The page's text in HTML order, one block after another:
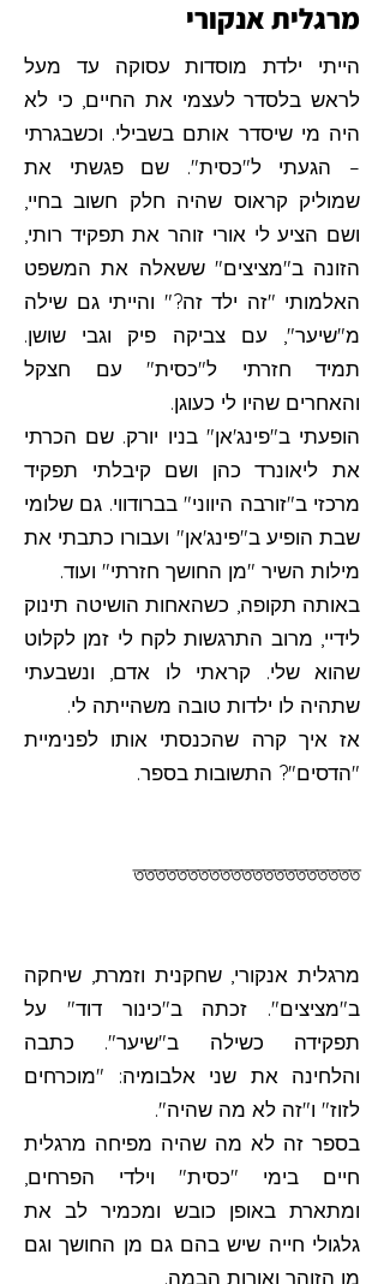
מרגלית אנקורי
הייתי ילדת מוסדות עסוקה עד מעל
לראש בלסדר לעצמי את החיים, כי לא
היה מי שיסדר אותם בשבילי. וכשבגרתי
– הגעתי ל"כסית". שם פגשתי את
שמוליק קראוס שהיה חלק חשוב בחיי,
ושם הציע לי אורי זוהר את תפקיד רותי,
הזונה ב"מציצים" ששאלה את המשפט
האלמותי "זה ילד זה?" והייתי גם שילה
מ"שיער", עם צביקה פיק וגבי שושן.
תמיד חזרתי ל"כסית" עם חצקל
והאחרים שהיו לי כעוגן.
הופעתי ב"פינג'אן" בניו יורק. שם הכרתי
את ליאונרד כהן ושם קיבלתי תפקיד
מרכזי ב"זורבה היווני" בברודווי. גם שלומי
שבת הופיע ב"פינג'אן" ועבורו כתבתי את
מילות השיר "מן החושך חזרתי" ועוד.
באותה תקופה, כשהאחות הושיטה תינוק
לידיי, מרוב התרגשות לקח לי זמן לקלוט
שהוא שלי. קראתי לו אדם, ונשבעתי
שתהיה לו ילדות טובה משהייתה לי.
אז איך קרה שהכנסתי אותו לפנימיית
"הדסים"? התשובות בספר.
ততততততততততততততততততততত
מרגלית אנקורי, שחקנית וזמרת, שיחקה
ב"מציצים". זכתה ב"כינור דוד" על
תפקידה כשילה ב"שיער". כתבה
והלחינה את שני אלבומיה: "מוכרחים
לזוז" ו"זה לא מה שהיה".
בספר זה לא מה שהיה מפיחה מרגלית
חיים בימי "כסית" וילדי הפרחים,
ומתארת באופן כובש ומכמיר לב את
גלגולי חייה שיש בהם גם מן החושך וגם
מן הזוהר ואורות הבמה.